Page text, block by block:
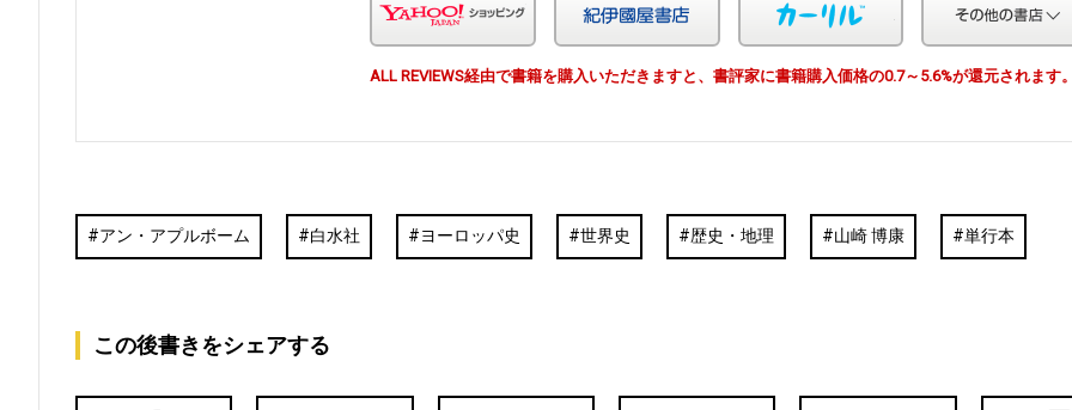
Yahoo!ショッピング 紀伊国屋 カーリル
ALL REVIEWS経由で書籍を購入いただきますと、書評家に書籍購入価格の0.7～5.6%が還元されます。
アン・アプルボーム 白水社 ヨーロッパ史 世界史 歴史・地理 山崎 博康 単行本
この後書きをシェアする